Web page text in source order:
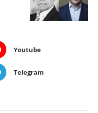
Youtube
Telegram